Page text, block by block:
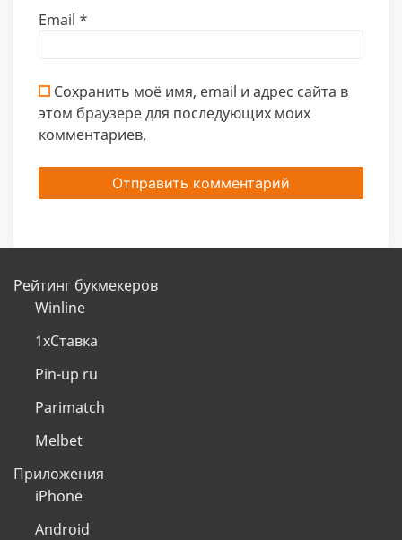
Email *
Сохранить моё имя, email и адрес сайта в
этом браузере для последующих моих
комментариев.
Рейтинг букмекеров
Winline
1хСтавка
Pin-up ru
Parimatch
Melbet
Приложения
iPhone
Android